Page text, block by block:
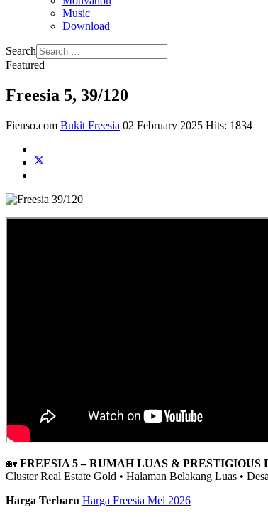
Music
Download
Search
Featured
Freesia 5, 39/120
Fienso.com Bukit Freesia 02 February 2025 Hits: 1834
🏡 FREESIA 5 – RUMAH LUAS & PRESTIGIOUS
Cluster Real Estate Gold • Halaman Belakang Luas •
Harga Terbaru Harga Freesia Mei 2026